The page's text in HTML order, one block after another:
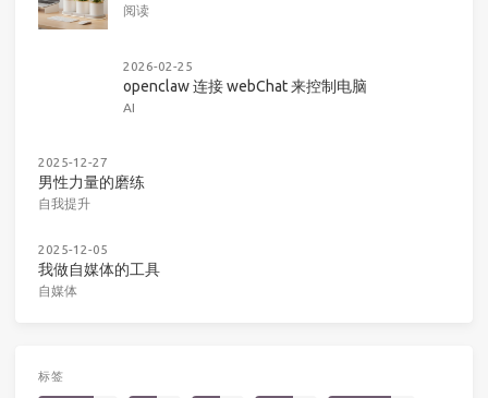
阅读
2026-02-25
openclaw 连接 webChat 来控制电脑
AI
2025-12-27
男性力量的磨练
自我提升
2025-12-05
我做自媒体的工具
自媒体
标签